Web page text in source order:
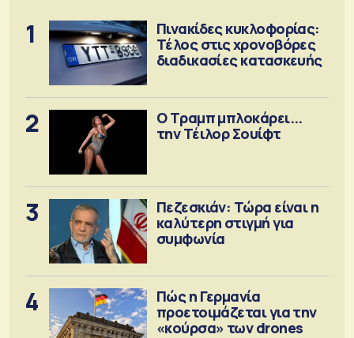
1
Πινακίδες κυκλοφορίας:
Τέλος στις χρονοβόρες
διαδικασίες κατασκευής
2
Ο Τραμπ μπλοκάρει...
την Τέιλορ Σουίφτ
3
Πεζεσκιάν: Τώρα είναι η
καλύτερη στιγμή για
συμφωνία
4
Πώς η Γερμανία
προετοιμάζεται για την
«κούρσα» των drones